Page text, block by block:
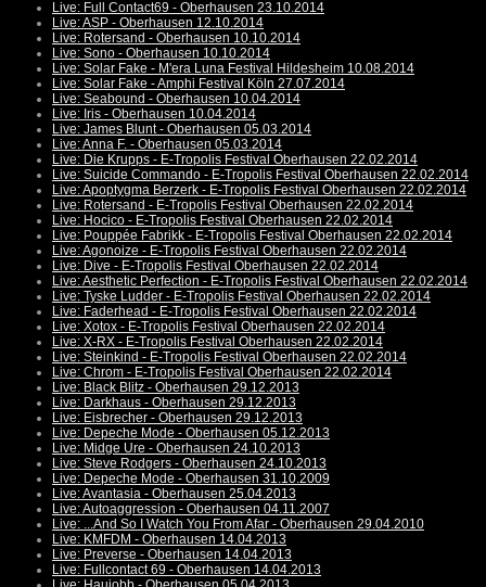
Live: Full Contact69 - Oberhausen 23.10.2014
Live: ASP - Oberhausen 12.10.2014
Live: Rotersand - Oberhausen 10.10.2014
Live: Sono - Oberhausen 10.10.2014
Live: Solar Fake - M'era Luna Festival Hildesheim 10.08.2014
Live: Solar Fake - Amphi Festival Köln 27.07.2014
Live: Seabound - Oberhausen 10.04.2014
Live: Iris - Oberhausen 10.04.2014
Live: James Blunt - Oberhausen 05.03.2014
Live: Anna F. - Oberhausen 05.03.2014
Live: Die Krupps - E-Tropolis Festival Oberhausen 22.02.2014
Live: Suicide Commando - E-Tropolis Festival Oberhausen 22.02.2014
Live: Apoptygma Berzerk - E-Tropolis Festival Oberhausen 22.02.2014
Live: Rotersand - E-Tropolis Festival Oberhausen 22.02.2014
Live: Hocico - E-Tropolis Festival Oberhausen 22.02.2014
Live: Pouppée Fabrikk - E-Tropolis Festival Oberhausen 22.02.2014
Live: Agonoize - E-Tropolis Festival Oberhausen 22.02.2014
Live: Dive - E-Tropolis Festival Oberhausen 22.02.2014
Live: Aesthetic Perfection - E-Tropolis Festival Oberhausen 22.02.2014
Live: Tyske Ludder - E-Tropolis Festival Oberhausen 22.02.2014
Live: Faderhead - E-Tropolis Festival Oberhausen 22.02.2014
Live: Xotox - E-Tropolis Festival Oberhausen 22.02.2014
Live: X-RX - E-Tropolis Festival Oberhausen 22.02.2014
Live: Steinkind - E-Tropolis Festival Oberhausen 22.02.2014
Live: Chrom - E-Tropolis Festival Oberhausen 22.02.2014
Live: Black Blitz - Oberhausen 29.12.2013
Live: Darkhaus - Oberhausen 29.12.2013
Live: Eisbrecher - Oberhausen 29.12.2013
Live: Depeche Mode - Oberhausen 05.12.2013
Live: Midge Ure - Oberhausen 24.10.2013
Live: Steve Rodgers - Oberhausen 24.10.2013
Live: Depeche Mode - Oberhausen 31.10.2009
Live: Avantasia - Oberhausen 25.04.2013
Live: Autoaggression - Oberhausen 04.11.2007
Live: ...And So I Watch You From Afar - Oberhausen 29.04.2010
Live: KMFDM - Oberhausen 14.04.2013
Live: Preverse - Oberhausen 14.04.2013
Live: Fullcontact 69 - Oberhausen 14.04.2013